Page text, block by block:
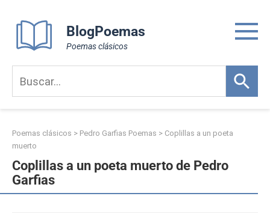
content
BlogPoemas
Poemas clásicos
Poemas clásicos > Pedro Garfias Poemas > Coplillas a un poeta
muerto
Coplillas a un poeta muerto de Pedro
Garfias